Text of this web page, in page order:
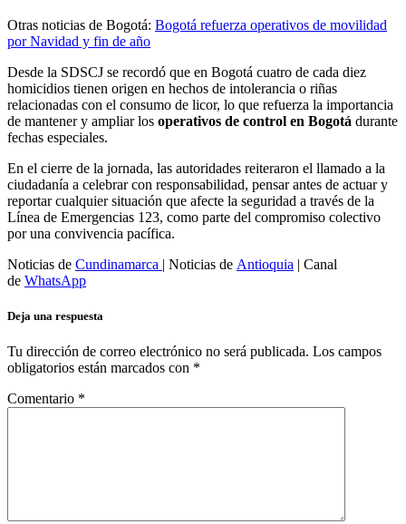
Otras noticias de Bogotá: Bogotá refuerza operativos de movilidad
por Navidad y fin de año
Desde la SDSCJ se recordó que en Bogotá cuatro de cada diez
homicidios tienen origen en hechos de intolerancia o riñas
relacionadas con el consumo de licor, lo que refuerza la importancia
de mantener y ampliar los operativos de control en Bogotá durante
fechas especiales.
En el cierre de la jornada, las autoridades reiteraron el llamado a la
ciudadanía a celebrar con responsabilidad, pensar antes de actuar y
reportar cualquier situación que afecte la seguridad a través de la
Línea de Emergencias 123, como parte del compromiso colectivo
por una convivencia pacífica.
Noticias de Cundinamarca | Noticias de Antioquia | Canal
de WhatsApp
Deja una respuesta
Tu dirección de correo electrónico no será publicada. Los campos
obligatorios están marcados con *
Comentario *